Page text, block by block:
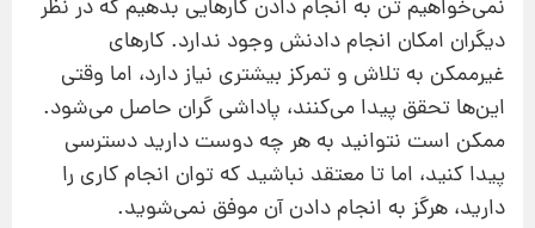
نمی‌خواهیم تن به انجام دادن کارهایی بدهیم که در‌ نظر
دیگران امکان انجام دادنش وجود ندارد. کارهای
غیرممکن به تلاش و تمرکز بیشتری نیاز دارد، اما وقتی
این‌ها تحقق پیدا می‌کنند، پاداشی گران حاصل می‌شود.
ممکن است نتوانید به هر چه دوست دارید دسترسی
پیدا کنید، اما تا معتقد نباشید که توان انجام کاری را
دارید، هرگز به انجام دادن آن موفق نمی‌شوید.